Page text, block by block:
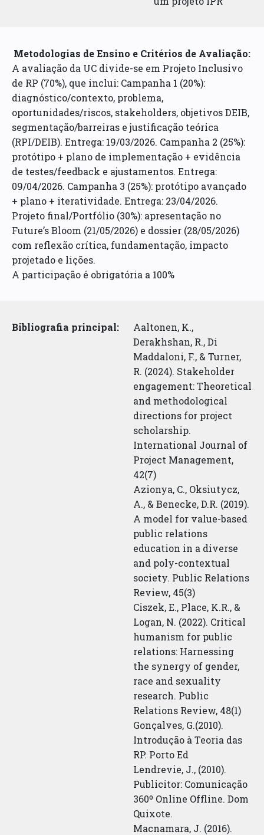
Metodologias de Ensino e Critérios de Avaliação:
A avaliação da UC divide-se em Projeto Inclusivo
de RP (70%), que inclui: Campanha 1 (20%):
diagnóstico/contexto, problema,
oportunidades/riscos, stakeholders, objetivos DEIB,
segmentação/barreiras e justificação teórica
(RPI/DEIB). Entrega: 19/03/2026. Campanha 2 (25%):
protótipo + plano de implementação + evidência
de testes/feedback e ajustamentos. Entrega:
09/04/2026. Campanha 3 (25%): protótipo avançado
+ plano + iteratividade. Entrega: 23/04/2026.
Projeto final/Portfólio (30%): apresentação no
Future’s Bloom (21/05/2026) e dossier (28/05/2026)
com reflexão crítica, fundamentação, impacto
projetado e lições.
A participação é obrigatória a 100%
Bibliografia principal:
Aaltonen, K.,
Derakhshan, R., Di
Maddaloni, F., & Turner,
R. (2024). Stakeholder
engagement: Theoretical
and methodological
directions for project
scholarship.
International Journal of
Project Management,
42(7)
Azionya, C., Oksiutycz,
A., & Benecke, D.R. (2019).
A model for value-based
public relations
education in a diverse
and poly-contextual
society. Public Relations
Review, 45(3)
Ciszek, E., Place, K.R., &
Logan, N. (2022). Critical
humanism for public
relations: Harnessing
the synergy of gender,
race and sexuality
research. Public
Relations Review, 48(1)
Gonçalves, G.(2010).
Introdução à Teoria das
RP. Porto Ed
Lendrevie, J., (2010).
Publicitor: Comunicação
360º Online Offline. Dom
Quixote.
Macnamara, J. (2016).